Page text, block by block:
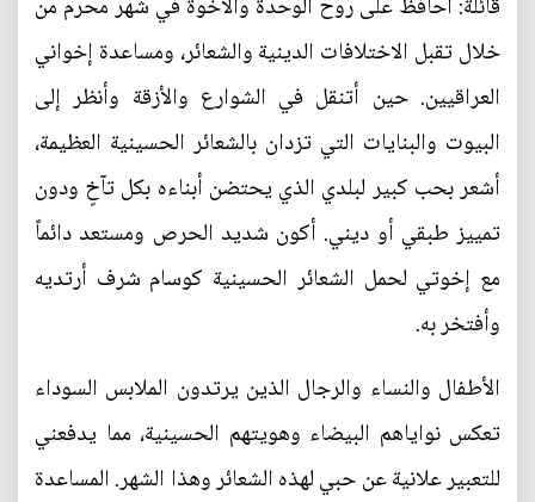
خلال تقبل الاختلافات الدينية والشعائر، ومساعدة إخواني
العراقيين. حين أتنقل في الشوارع والأزقة وأنظر إلى
البيوت والبنايات التي تزدان بالشعائر الحسينية العظيمة،
أشعر بحب كبير لبلدي الذي يحتضن أبناءه بكل تآخٍ ودون
تمييز طبقي أو ديني. أكون شديد الحرص ومستعد دائماً
مع إخوتي لحمل الشعائر الحسينية كوسام شرف أرتديه
وأفتخر به.
الأطفال والنساء والرجال الذين يرتدون الملابس السوداء
تعكس نواياهم البيضاء وهويتهم الحسينية، مما يدفعني
للتعبير علانية عن حبي لهذه الشعائر وهذا الشهر. المساعدة